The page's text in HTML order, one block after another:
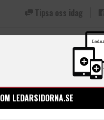
Tipsa oss idag
OM LEDARSIDORNA.SE